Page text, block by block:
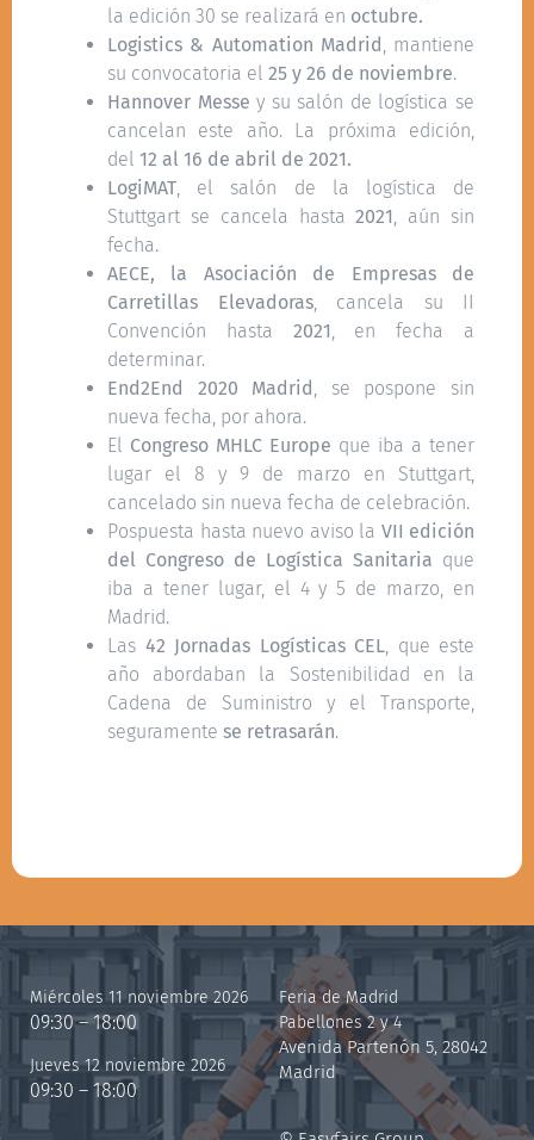
la edición 30 se realizará en octubre.
Logistics & Automation Madrid , mantiene
su convocatoria el 25 y 26 de noviembre.
Hannover Messe y su salón de logística se
cancelan este año. La próxima edición,
del 12 al 16 de abril de 2021.
LogiMAT , el salón de la logística de
Stuttgart se cancela hasta2021
, aún sin
fecha.
AECE, la Asociación de Empresas de
Carretillas Elevadoras, cancela su II
Convención hasta 2021 , en fecha a
determinar.
End2End 2020 Madrid
, se pospone sin
nueva fecha, por ahora.
El Congreso MHLC Europe que iba a tener
lugar el 8 y 9 de marzo en Stuttgart,
cancelado sin nueva fecha de celebración.
Pospuesta hasta nuevo aviso la VII edición
del Congreso de Logística Sanitaria que
iba a tener lugar, el 4 y 5 de marzo, en
Madrid.
Las 42 Jornadas Logísticas CEL , que este
año abordaban la Sostenibilidad en la
Cadena de Suministro y el Transporte,
seguramente se retrasarán.
Miércoles 11 noviembre 2026
09:30 – 18:00
Jueves 12 noviembre 2026
09:30 – 18:00
Feria de Madrid
Pabellones 2 y 4
Avenida Partenón 5, 28042
Madrid